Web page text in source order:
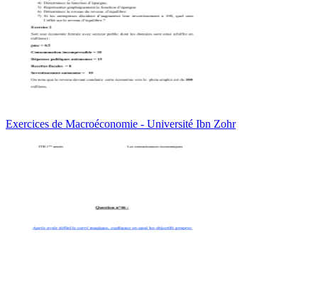
Exercices de Macroéconomie - Université Ibn Zohr